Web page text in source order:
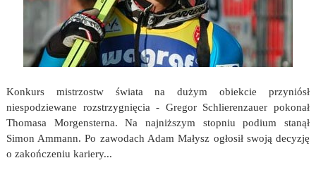
Konkurs mistrzostw świata na dużym obiekcie przyniósł
niespodziewane rozstrzygnięcia - Gregor Schlierenzauer pokonał
Thomasa Morgensterna. Na najniższym stopniu podium stanął
Simon Ammann. Po zawodach Adam Małysz ogłosił swoją decyzję
o zakończeniu kariery...